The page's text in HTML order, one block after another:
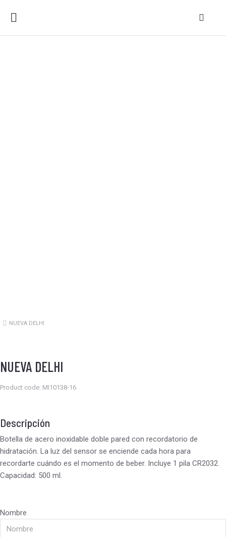
Estás aquí:
NUEVA DELHI
NUEVA DELHI
Product code: MI10138-16
Descripción
Botella de acero inoxidable doble pared con recordatorio de
hidratación. La luz del sensor se enciende cada hora para
recordarte cuándo es el momento de beber. Incluye 1 pila CR2032.
Capacidad: 500 ml.
Nombre